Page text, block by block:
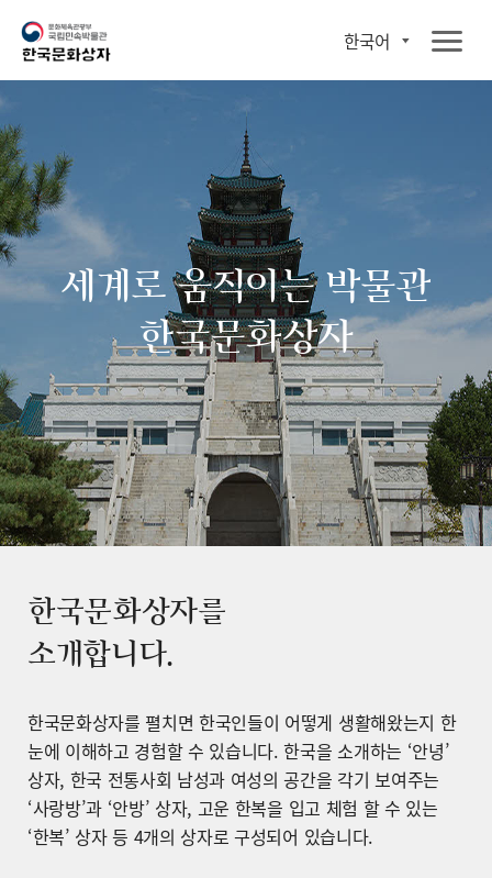
한국어
세계로 움직이는 박물관
한국문화상자
한국문화상자를
소개합니다.
한국문화상자를 펼치면 한국인들이 어떻게 생활해왔는지 한
눈에 이해하고 경험할 수 있습니다. 한국을 소개하는 ‘안녕’
상자, 한국 전통사회 남성과 여성의 공간을 각기 보여주는
‘사랑방’과 ‘안방’ 상자, 고운 한복을 입고 체험 할 수 있는
‘한복’ 상자 등 4개의 상자로 구성되어 있습니다.